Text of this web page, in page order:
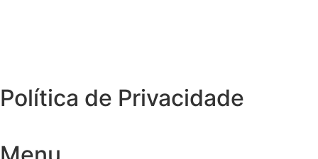
Política de Privacidade